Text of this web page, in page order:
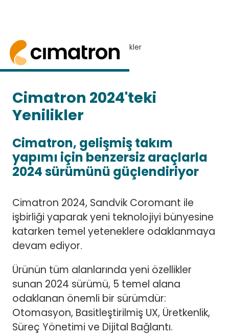
Ana Sayfa> Cimatron 2024 Yenilikler
Cimatron 2024, otomasyon, basitleştirilmiş UX,
Cimatron 2024 BURADA
ÜCRETSIZ DENEME TALEP EDIN
Cimatron 2024'teki
Yenilikler
Cimatron, gelişmiş takım
yapımı için benzersiz araçlarla
2024 sürümünü güçlendiriyor
Cimatron 2024, Sandvik Coromant ile
işbirliği yaparak yeni teknolojiyi bünyesine
katarken temel yeteneklere odaklanmaya
devam ediyor.
Ürünün tüm alanlarında yeni özellikler
sunan 2024 sürümü, 5 temel alana
odaklanan önemli bir sürümdür:
Otomasyon, Basitleştirilmiş UX, Üretkenlik,
Süreç Yönetimi ve Dijital Bağlantı.